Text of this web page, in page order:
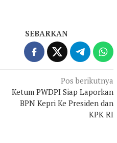
SEBARKAN
Pos berikutnya
Ketum PWDPI Siap Laporkan
BPN Kepri Ke Presiden dan
KPK RI